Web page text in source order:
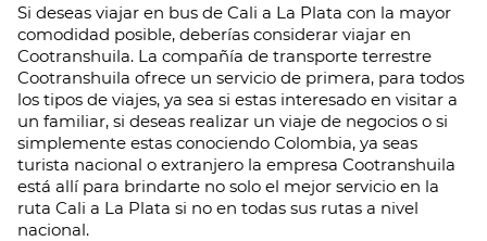
Si deseas viajar en bus de Cali a La Plata con la mayor
comodidad posible, deberías considerar viajar en
Cootranshuila. La compañía de transporte terrestre
Cootranshuila ofrece un servicio de primera, para todos
los tipos de viajes, ya sea si estas interesado en visitar a
un familiar, si deseas realizar un viaje de negocios o si
simplemente estas conociendo Colombia, ya seas
turista nacional o extranjero la empresa Cootranshuila
está allí para brindarte no solo el mejor servicio en la
ruta Cali a La Plata si no en todas sus rutas a nivel
nacional.